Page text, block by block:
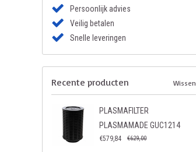
Persoonlijk advies
Veilig betalen
Snelle leveringen
Recente producten Wissen
PLASMAFILTER
PLASMAMADE GUC1214
€579,84 €629,00